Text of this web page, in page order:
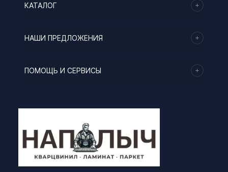
КАТАЛОГ
НАШИ ПРЕДЛОЖЕНИЯ
ПОМОЩЬ И СЕРВИСЫ